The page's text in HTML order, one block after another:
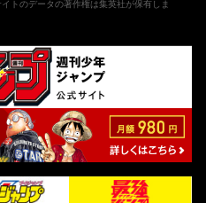
トのデータの著作権は集英社が保有しま